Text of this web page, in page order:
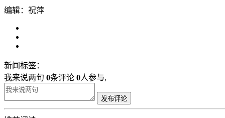
编辑：祝萍
新闻标签：
我来说两句 0条评论 0人参与,
发布评论